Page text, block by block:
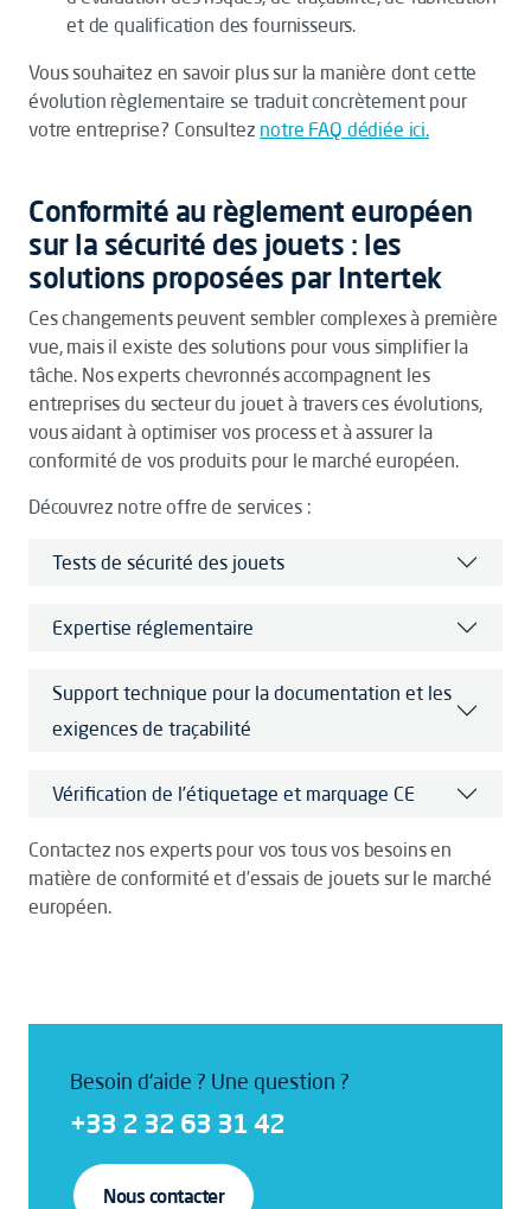
et de qualification des fournisseurs.
Vous souhaitez en savoir plus sur la manière dont cette
évolution règlementaire se traduit concrètement pour
votre entreprise ? Consultez notre FAQ dédiée ici.
Conformité au règlement européen
sur la sécurité des jouets : les
solutions proposées par Intertek
Ces changements peuvent sembler complexes à première
vue, mais il existe des solutions pour vous simplifier la
tâche. Nos experts chevronnés accompagnent les
entreprises du secteur du jouet à travers ces évolutions,
vous aidant à optimiser vos process et à assurer la
conformité de vos produits pour le marché européen.
Découvrez notre offre de services :
Tests de sécurité des jouets
Expertise réglementaire
Support technique pour la documentation et les
exigences de traçabilité
Vérification de l’étiquetage et marquage CE
Contactez nos experts pour vos tous vos besoins en
matière de conformité et d’essais de jouets sur le marché
européen.
Besoin d'aide ? Une question ?
+33 2 32 63 31 42
Nous contacter